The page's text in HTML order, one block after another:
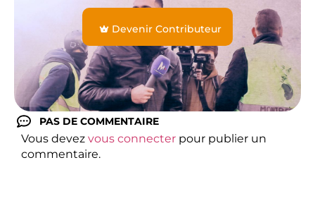
Devenir Contributeur
PAS DE COMMENTAIRE
Vous devez vous connecter pour publier un
commentaire.